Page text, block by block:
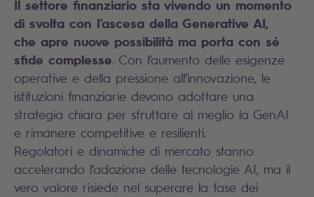
Il settore finanziario sta vivendo un momento
di svolta con l’ascesa della Generative AI,
che apre nuove possibilità ma porta con sé
sfide complesse. Con l’aumento delle esigenze
operative e della pressione all’innovazione, le
istituzioni finanziarie devono adottare una
strategia chiara per sfruttare al meglio la GenAI
e rimanere competitive e resilienti.
Regolatori e dinamiche di mercato stanno
accelerando l’adozione delle tecnologie AI, ma il
vero valore risiede nel superare la fase dei